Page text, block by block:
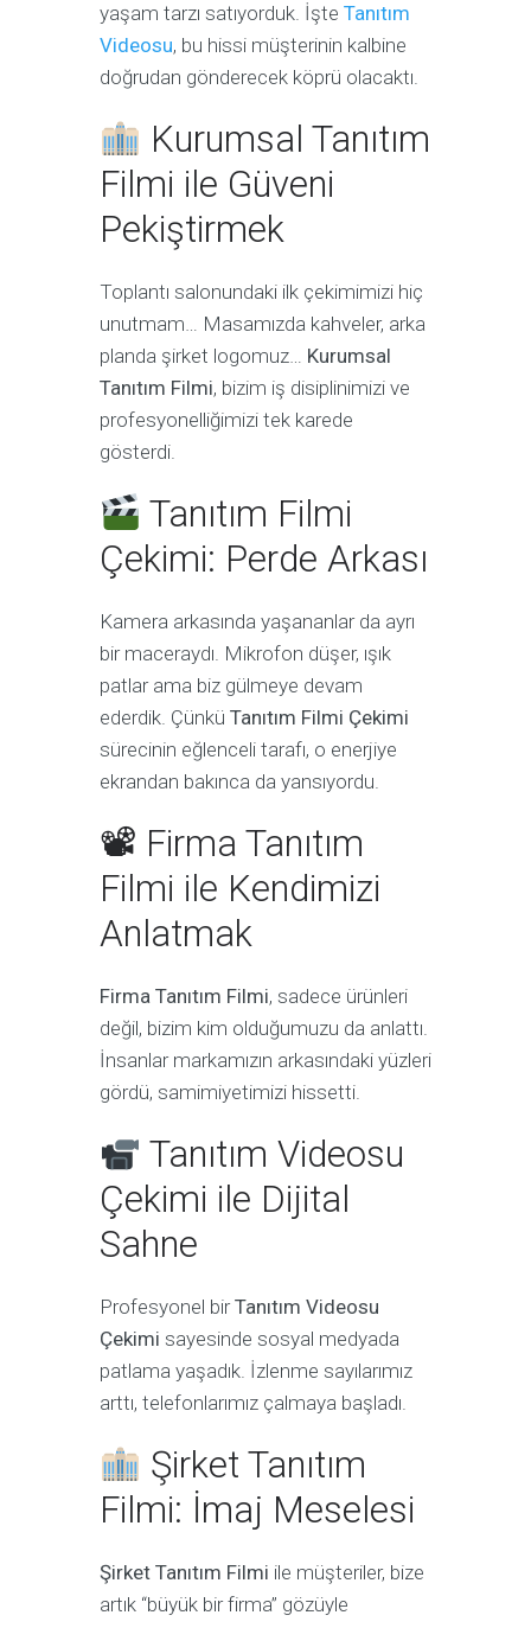
yaşam tarzı satıyorduk. İşte Tanıtım
Videosu, bu hissi müşterinin kalbine
doğrudan gönderecek köprü olacaktı.
Kurumsal Tanıtım
Filmi ile Güveni
Pekiştirmek
Toplantı salonundaki ilk çekimimizi hiç
unutmam… Masamızda kahveler, arka
planda şirket logomuz… Kurumsal
Tanıtım Filmi, bizim iş disiplinimizi ve
profesyonelliğimizi tek karede
gösterdi.
Tanıtım Filmi
Çekimi: Perde Arkası
Kamera arkasında yaşananlar da ayrı
bir maceraydı. Mikrofon düşer, ışık
patlar ama biz gülmeye devam
ederdik. Çünkü Tanıtım Filmi Çekimi
sürecinin eğlenceli tarafı, o enerjiye
ekrandan bakınca da yansıyordu.
📽 Firma Tanıtım
Filmi ile Kendimizi
Anlatmak
Firma Tanıtım Filmi, sadece ürünleri
değil, bizim kim olduğumuzu da anlattı.
İnsanlar markamızın arkasındaki yüzleri
gördü, samimiyetimizi hissetti.
Tanıtım Videosu
Çekimi ile Dijital
Sahne
Profesyonel birTanıtım Videosu
Çekimi sayesinde sosyal medyada
patlama yaşadık. İzlenme sayılarımız
arttı, telefonlarımız çalmaya başladı.
Şirket Tanıtım
Filmi: İmaj Meselesi
Şirket Tanıtım Filmi ile müşteriler, bize
artık “büyük bir firma” gözüyle